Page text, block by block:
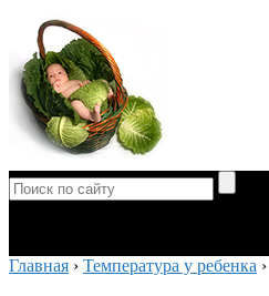
Главная › Температура у ребенка ›